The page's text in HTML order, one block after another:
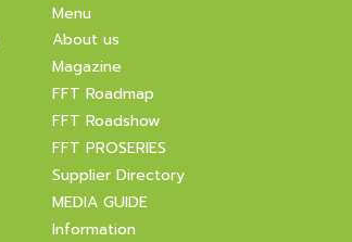
Menu
About us
Magazine
FFT Roadmap
FFT Roadshow
FFT PROSERIES
Supplier Directory
MEDIA GUIDE
Information